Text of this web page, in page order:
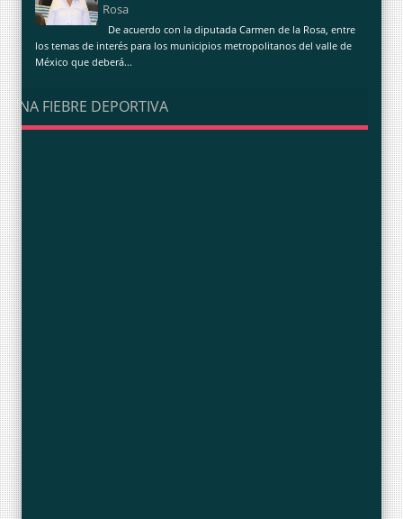
Rosa
De acuerdo con la diputada Carmen de la Rosa, entre
los temas de interés para los municipios metropolitanos del valle de
México que deberá...
UNA FIEBRE DEPORTIVA